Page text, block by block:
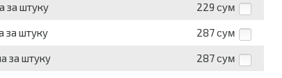
за штуку 229 сум
за штуку 287 сум
за штуку 287 сум